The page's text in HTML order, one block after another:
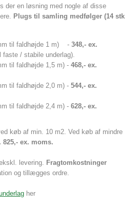
der en løsning med nogle af disse
Plugs til samling medfølger (14 stk
til faldhøjde 1 m) - 348,- ex.
faste / stabile underlag).
til faldhøjde 1,5 m) - 468,- ex.
til faldhøjde 2,0 m) - 544,- ex.
til faldhøjde 2,4 m) - 628,- ex.
køb af min. 10 m2. Ved køb af mindre
825,- ex. moms.
levering. Fragtomkostninger
og tillægges ordre.
her